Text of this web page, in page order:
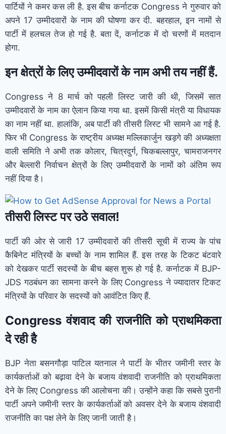
पार्टियों ने कमर कस ली है. इस बीच कर्नाटक Congress ने गुरुवार को
अपने 17 उम्मीदवारों के नाम की घोषणा कर दी. बहरहाल, इन नामों से
पार्टी में हलचल तेज हो गई है. बता दें, कर्नाटक में दो चरणों में मतदान
होगा.
इन क्षेत्रों के लिए उम्मीदवारों के नाम अभी तय नहीं हैं.
Congress ने 8 मार्च को पहली लिस्ट जारी की थी, जिसमें सात
उम्मीदवारों के नाम का ऐलान किया गया था. इसमें किसी मंत्री या विधायक
का नाम नहीं था. हालांकि, अब पार्टी की तीसरी लिस्ट भी सामने आ गई है.
फिर भी Congress के राष्ट्रीय अध्यक्ष मल्लिकार्जुन खड़गे की अध्यक्षता
वाली समिति ने अभी तक कोलार, चित्रदुर्ग, चिकबल्लापुर, चामराजनगर
और बेल्लारी निर्वाचन क्षेत्रों के लिए उम्मीदवारों के नामों को अंतिम रूप
नहीं दिया है।
तीसरी लिस्ट पर उठे सवाल!
पार्टी की ओर से जारी 17 उम्मीदवारों की तीसरी सूची में राज्य के पांच
कैबिनेट मंत्रियों के बच्चों के नाम शामिल हैं. इस तरह के टिकट बंटवारे
को देखकर पार्टी सदस्यों के बीच बहस शुरू हो गई है. कर्नाटक में BJP-
JDS गठबंधन का सामना करने के लिए Congress ने ज्यादातर टिकट
मंत्रियों के परिवार के सदस्यों को आवंटित किए हैं.
Congress वंशवाद की राजनीति को प्राथमिकता
दे रही है
BJP नेता बसनगौड़ा पाटिल यतनाल ने पार्टी के भीतर जमीनी स्तर के
कार्यकर्ताओं को बढ़ावा देने के बजाय वंशवादी राजनीति को प्राथमिकता
देने के लिए Congress की आलोचना की। उन्होंने कहा कि सबसे पुरानी
पार्टी अपने जमीनी स्तर के कार्यकर्ताओं को अवसर देने के बजाय वंशवादी
राजनीति का पक्ष लेने के लिए जानी जाती है।